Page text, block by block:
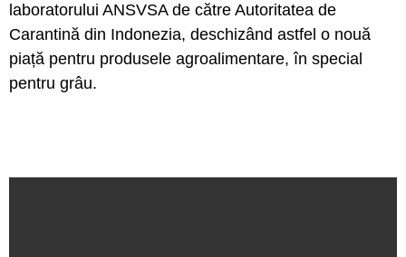
laboratorului ANSVSA de către Autoritatea de
Carantină din Indonezia, deschizând astfel o nouă
piață pentru produsele agroalimentare, în special
pentru grâu.